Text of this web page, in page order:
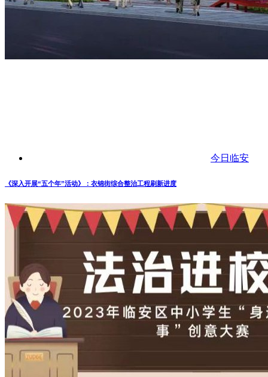
今日临安
《深入开展“五个年”活动》：衣锦街综合整治工程刷新进度